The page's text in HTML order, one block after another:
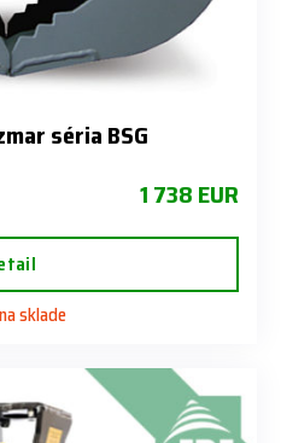
séria BSG
1 738 EUR
sklade